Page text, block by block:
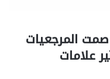
المرجعيات
علامات